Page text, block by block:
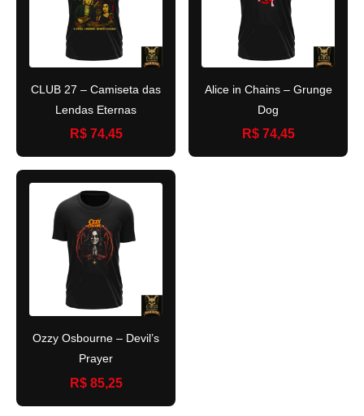
CLUB 27 – Camiseta das
Lendas Eternas
R$ 74,45
Alice in Chains – Grunge
Dog
R$ 74,45
Ozzy Osbourne – Devil’s
Prayer
R$ 85,25